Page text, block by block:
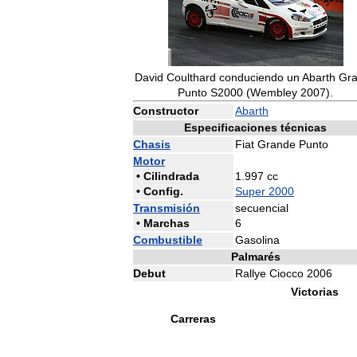
David Coulthard conduciendo un Abarth
Punto S2000 (Wembley 2007).
Constructor
Abarth
Especificaciones técnicas
Chasis
Fiat Grande Punto
Motor
• Cilindrada
• Config.
1 997 cc
Super 2000
Transmisión
• Marchas
secuencial
6
Combustible
Gasolina
Palmarés
Debut
Rallye Ciocco 2006
Carreras
Victorias